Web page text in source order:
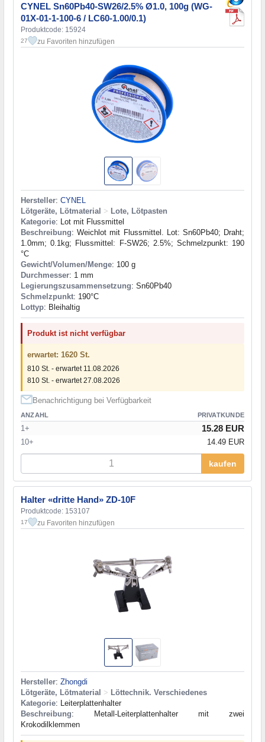
CYNEL Sn60Pb40-SW26/2.5% Ø1.0, 100g (WG-
01X-01-1-100-6 / LC60-1.00/0.1)
Produktcode: 15924
27 zu Favoriten hinzufügen
Hersteller: CYNEL
Lötgeräte, Lötmaterial > Lote, Lötpasten
Kategorie: Lot mit Flussmittel
Beschreibung: Weichlot mit Flussmittel. Lot: Sn60Pb40; Draht;
1.0mm; 0.1kg; Flussmittel: F-SW26; 2.5%; Schmelzpunkt: 190
°C
Gewicht/Volumen/Menge: 100 g
Durchmesser: 1 mm
Legierungszusammensetzung: Sn60Pb40
Schmelzpunkt: 190°С
Lottyp: Bleihaltig
Produkt ist nicht verfügbar
erwartet: 1620 St.
810 St. - erwartet 11.08.2026
810 St. - erwartet 27.08.2026
Benachrichtigung bei Verfügbarkeit
ANZAHL PRIVATKUNDE
1+ 15.28 EUR
10+ 14.49 EUR
kaufen
Halter «dritte Hand» ZD-10F
Produktcode: 153107
17 zu Favoriten hinzufügen
Hersteller: Zhongdi
Lötgeräte, Lötmaterial > Löttechnik. Verschiedenes
Kategorie: Leiterplattenhalter
Beschreibung: Metall-Leiterplattenhalter mit zwei
Krokodilklemmen